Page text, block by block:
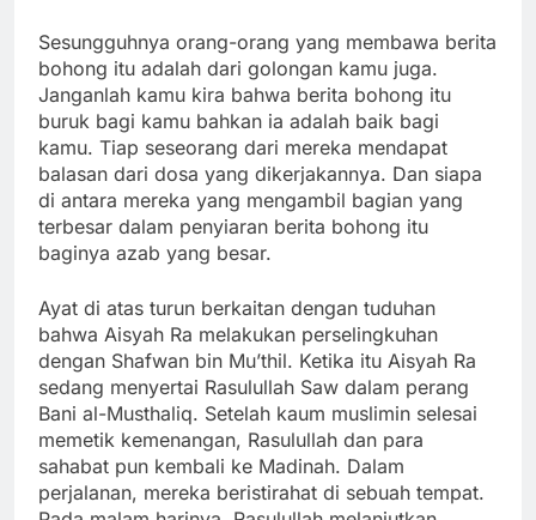
Sesungguhnya orang-orang yang membawa berita
bohong itu adalah dari golongan kamu juga.
Janganlah kamu kira bahwa berita bohong itu
buruk bagi kamu bahkan ia adalah baik bagi
kamu. Tiap seseorang dari mereka mendapat
balasan dari dosa yang dikerjakannya. Dan siapa
di antara mereka yang mengambil bagian yang
terbesar dalam penyiaran berita bohong itu
baginya azab yang besar.
Ayat di atas turun berkaitan dengan tuduhan
bahwa Aisyah Ra melakukan perselingkuhan
dengan Shafwan bin Mu’thil. Ketika itu Aisyah Ra
sedang menyertai Rasulullah Saw dalam perang
Bani al-Musthaliq. Setelah kaum muslimin selesai
memetik kemenangan, Rasulullah dan para
sahabat pun kembali ke Madinah. Dalam
perjalanan, mereka beristirahat di sebuah tempat.